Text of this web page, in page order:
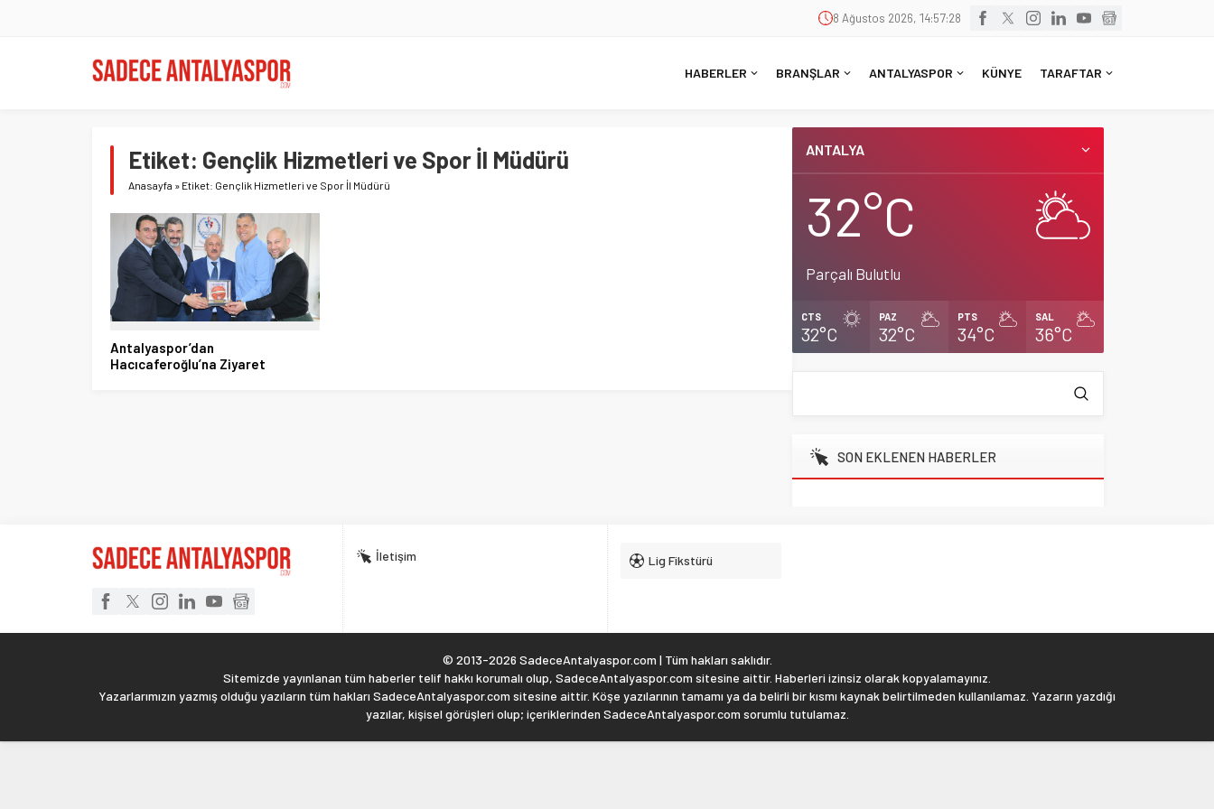
8 Ağustos 2026, 14:57:29
HABERLER BRANŞLAR ANTALYASPOR KÜNYE TARAFTAR
Etiket: Gençlik Hizmetleri ve Spor İl Müdürü
Anasayfa » Etiket: Gençlik Hizmetleri ve Spor İl Müdürü
Antalyaspor’dan
Hacıcaferoğlu’na Ziyaret
ANTALYA
32°C
Parçalı Bulutlu
CTS
32°C
PAZ
32°C
PTS
34°C
SAL
36°C
SON EKLENEN HABERLER
İletişim Lig Fikstürü
© 2013-2026 SadeceAntalyaspor.com | Tüm hakları saklıdır.
Sitemizde yayınlanan tüm haberler telif hakkı korumalı olup, SadeceAntalyaspor.com sitesine aittir. Haberleri izinsiz olarak kopyalamayınız.
Yazarlarımızın yazmış olduğu yazıların tüm hakları SadeceAntalyaspor.com sitesine aittir. Köşe yazılarının tamamı ya da belirli bir kısmı kaynak belirtilmeden kullanılamaz. Yazarın yazdığı
yazılar, kişisel görüşleri olup; içeriklerinden SadeceAntalyaspor.com sorumlu tutulamaz.